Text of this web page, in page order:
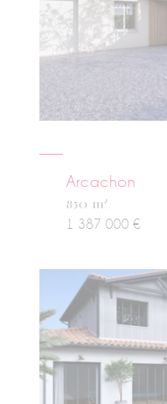
Arcachon
850 m 2.
1 387 000 €